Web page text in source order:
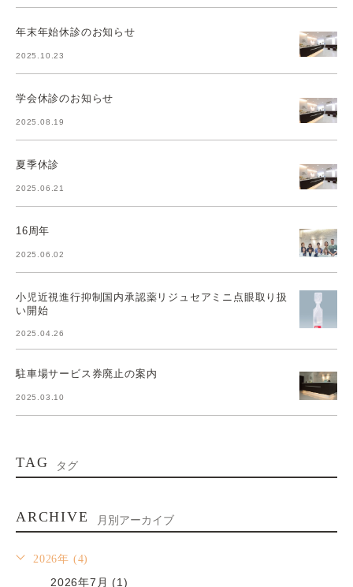
年末年始休診のお知らせ
2025.10.23
学会休診のお知らせ
2025.08.19
夏季休診
2025.06.21
16周年
2025.06.02
小児近視進行抑制国内承認薬リジュセアミニ点眼取り扱
い開始
2025.04.26
駐車場サービス券廃止の案内
2025.03.10
TAG タグ
ARCHIVE 月別アーカイブ
2026年 (4)
2026年7月 (1)